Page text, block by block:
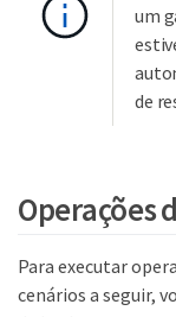
um
de
Operações
Para executar
cenários a seguir,